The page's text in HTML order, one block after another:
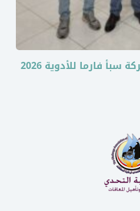
تكريم جمعية التحدي لشركة سبأ فارما للأدوية 2026